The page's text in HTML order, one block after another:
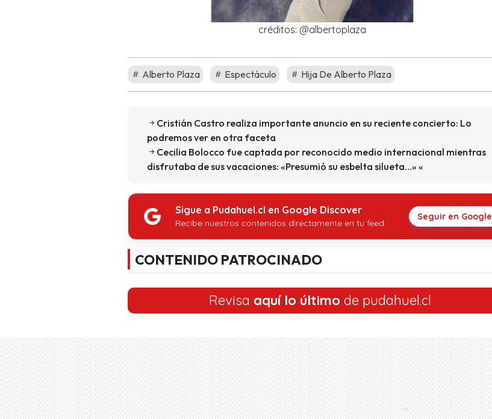
créditos: @albertoplaza
Alberto Plaza Espectáculo Hija De Alberto Plaza
Cristián Castro realiza importante anuncio en su reciente concierto: Lo
podremos ver en otra faceta
Cecilia Bolocco fue captada por reconocido medio internacional mientras
disfrutaba de sus vacaciones: «Presumió su esbelta silueta…» «
Sigue a Pudahuel.cl en Google Discover
Recibe nuestros contenidos directamente en tu feed.
Seguir en Google
CONTENIDO PATROCINADO
Revisa aquí lo último de pudahuel.cl